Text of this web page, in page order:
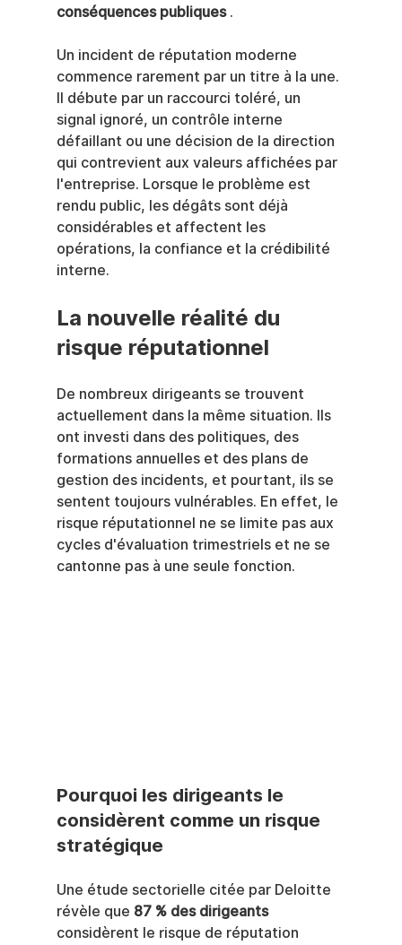
conséquences publiques .
Un incident de réputation moderne
commence rarement par un titre à la une.
Il débute par un raccourci toléré, un
signal ignoré, un contrôle interne
défaillant ou une décision de la direction
qui contrevient aux valeurs affichées par
l'entreprise. Lorsque le problème est
rendu public, les dégâts sont déjà
considérables et affectent les
opérations, la confiance et la crédibilité
interne.
La nouvelle réalité du
risque réputationnel
De nombreux dirigeants se trouvent
actuellement dans la même situation. Ils
ont investi dans des politiques, des
formations annuelles et des plans de
gestion des incidents, et pourtant, ils se
sentent toujours vulnérables. En effet, le
risque réputationnel ne se limite pas aux
cycles d'évaluation trimestriels et ne se
cantonne pas à une seule fonction.
Pourquoi les dirigeants le
considèrent comme un risque
stratégique
Une étude sectorielle citée par Deloitte
révèle que 87 % des dirigeants
considèrent le risque de réputation